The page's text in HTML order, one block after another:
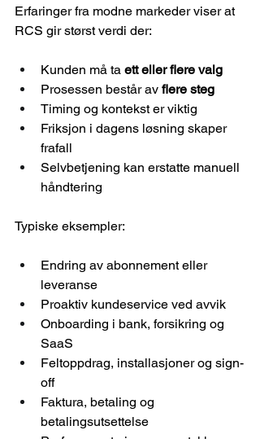
Erfaringer fra modne markeder viser at
RCS gir størst verdi der:
Kunden må ta ett eller flere valg
Prosessen består av flere steg
Timing og kontekst er viktig
Friksjon i dagens løsning skaper
frafall
Selvbetjening kan erstatte manuell
håndtering
Typiske eksempler:
Endring av abonnement eller
leveranse
Proaktiv kundeservice ved avvik
Onboarding i bank, forsikring og
SaaS
Feltoppdrag, installasjoner og sign-
off
Faktura, betaling og
betalingsutsettelse